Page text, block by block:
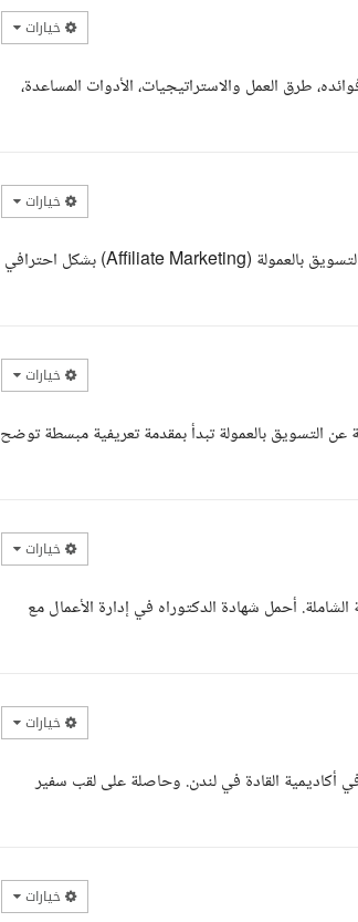
خيارات
طرق العمل والاستراتيجيات، الأدوات المساعدة،
خيارات
السلام عليكم ورحمة الله وبركاته، يسعدني التقدم بعرضي لتنفيذ دورتكم التدريبية حول التسويق بالعمولة (Affiliate Marketing) بشكل احترافي
خيارات
التسويق بالعمولة تبدأ بمقدمة تعريفية مبسطة توضح
خيارات
أحمل شهادة الدكتوراه في إدارة الأعمال مع
خيارات
أكاديمية القادة في لندن. وحاصلة على لقب سفير
خيارات